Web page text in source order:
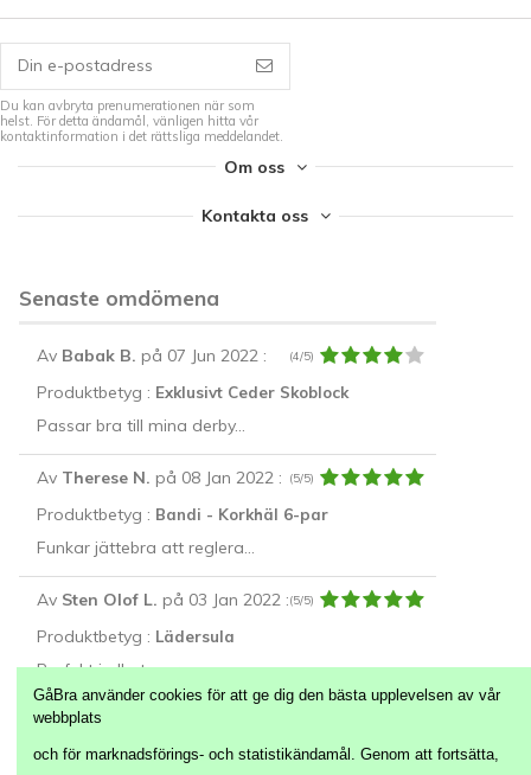
Du kan avbryta prenumerationen när som
helst. För detta ändamål, vänligen hitta vår
kontaktinformation i det rättsliga meddelandet.
Om oss
Kontakta oss
Senaste omdömena
Av Babak B. på 07 Jun 2022: (4/5)
Produktbetyg : Exklusivt Ceder Skoblock
Passar bra till mina derby...
Av Therese N. på 08 Jan 2022: (5/5)
Produktbetyg : Bandi - Korkhäl 6-par
Funkar jättebra att reglera...
Av Sten Olof L. på 03 Jan 2022:(5/5)
Produktbetyg : Lädersula
Perfekt i alla typer av...
GåBra använder cookies för att ge dig den bästa upplevelsen av vår
webbplats
och för marknadsförings- och statistikändamål. Genom att fortsätta,